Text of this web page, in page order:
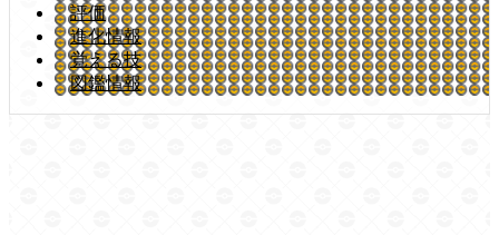
評価
進化情報
覚える技
図鑑情報